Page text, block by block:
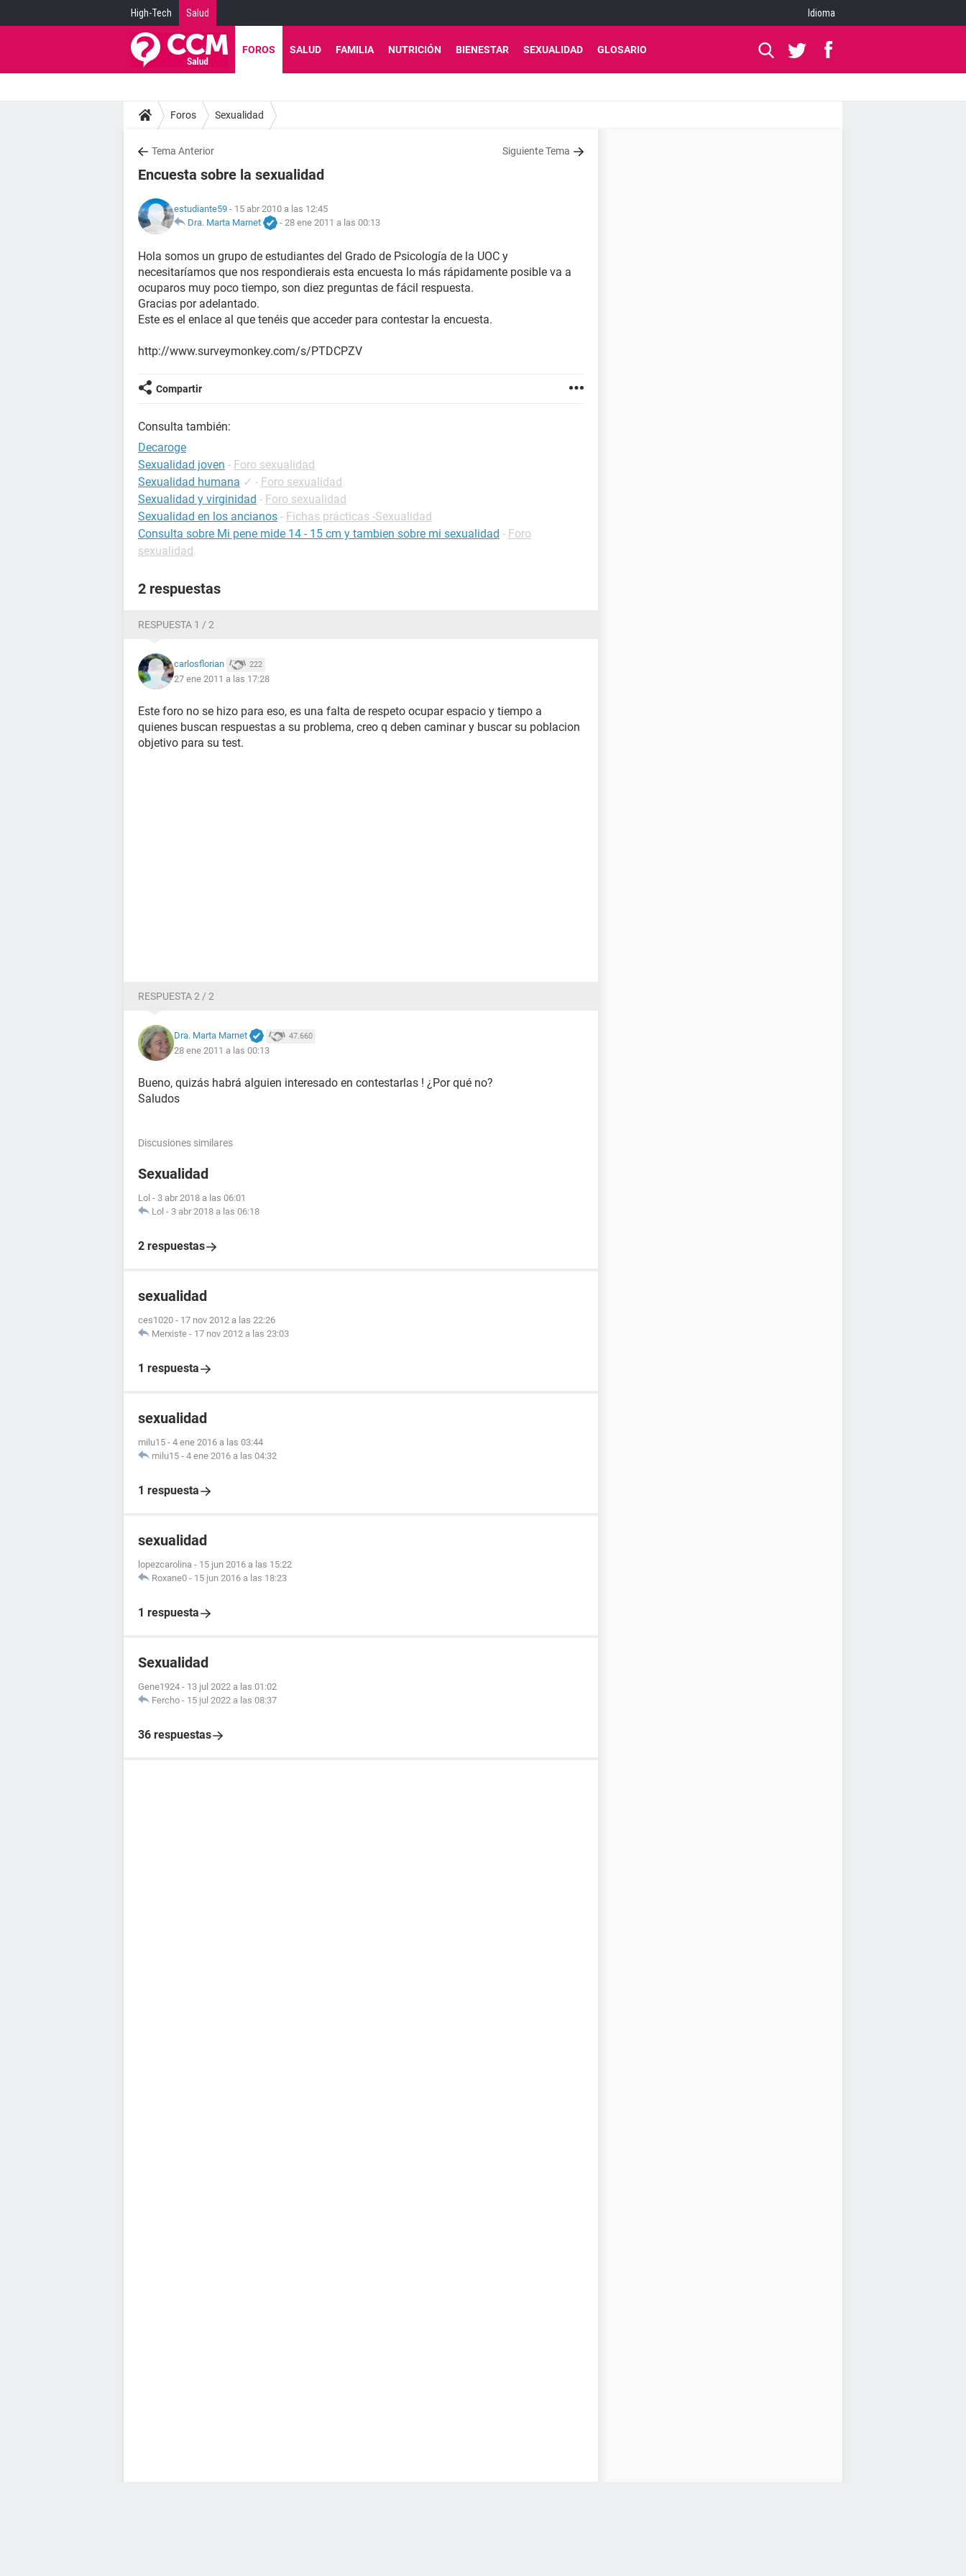
High-Tech Salud Idioma
FOROS SALUD FAMILIA NUTRICIÓN BIENESTAR SEXUALIDAD GLOSARIO
Foros Sexualidad
Tema Anterior Siguiente Tema
Encuesta sobre la sexualidad
estudiante59 - 15 abr 2010 a las 12:45
Dra. Marta Marnet
- 28 ene 2011 a las 00:13
Hola somos un grupo de estudiantes del Grado de Psicología de la UOC y
necesitaríamos que nos respondierais esta encuesta lo más rápidamente posible va a
ocuparos muy poco tiempo, son diez preguntas de fácil respuesta.
Gracias por adelantado.
Este es el enlace al que tenéis que acceder para contestar la encuesta.
http://www.surveymonkey.com/s/PTDCPZV
Compartir
Consulta también:
Decaroge
Sexualidad joven - Foro sexualidad
Sexualidad humana ✓ - Foro sexualidad
Sexualidad y virginidad - Foro sexualidad
Sexualidad en los ancianos - Fichas prácticas -Sexualidad
Consulta sobre Mi pene mide 14 - 15 cm y tambien sobre mi sexualidad - Foro
sexualidad
2 respuestas
RESPUESTA 1 / 2
carlosflorian 222
27 ene 2011 a las 17:28
Este foro no se hizo para eso, es una falta de respeto ocupar espacio y tiempo a
quienes buscan respuestas a su problema, creo q deben caminar y buscar su poblacion
objetivo para su test.
RESPUESTA 2 / 2
Dra. Marta Marnet 47.660
28 ene 2011 a las 00:13
Bueno, quizás habrá alguien interesado en contestarlas ! ¿Por qué no?
Saludos
Discusiones similares
Sexualidad
Lol - 3 abr 2018 a las 06:01
Lol - 3 abr 2018 a las 06:18
2 respuestas
sexualidad
ces1020 - 17 nov 2012 a las 22:26
Merxiste - 17 nov 2012 a las 23:03
1 respuesta
sexualidad
milu15 - 4 ene 2016 a las 03:44
milu15 - 4 ene 2016 a las 04:32
1 respuesta
sexualidad
lopezcarolina - 15 jun 2016 a las 15:22
Roxane0 - 15 jun 2016 a las 18:23
1 respuesta
Sexualidad
Gene1924 - 13 jul 2022 a las 01:02
Fercho - 15 jul 2022 a las 08:37
36 respuestas